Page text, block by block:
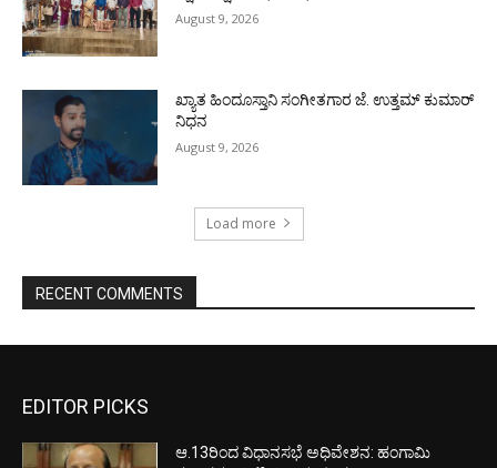
August 9, 2026
ಖ್ಯಾತ ಹಿಂದೂಸ್ತಾನಿ ಸಂಗೀತಗಾರ ಜೆ. ಉತ್ತಮ್ ಕುಮಾರ್
ನಿಧನ
August 9, 2026
Load more
RECENT COMMENTS
EDITOR PICKS
ಆ.13ರಿಂದ ವಿಧಾನಸಭೆ ಅಧಿವೇಶನ: ಹಂಗಾಮಿ